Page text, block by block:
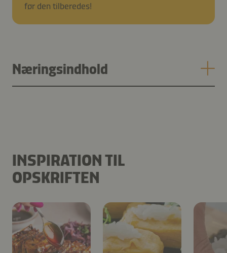
før den tilberedes!
Næringsindhold
INSPIRATION TIL
OPSKRIFTEN